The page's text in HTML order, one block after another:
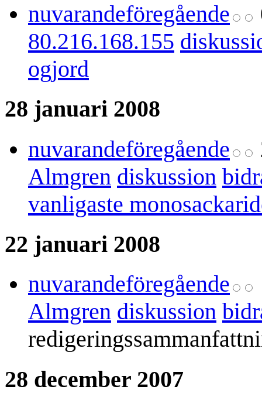
nuvarandeföregående
80.216.168.155
ogjord
28 januari 2008
nuvarandeföregående
Almgren diskussion
vanligaste
22 januari 2008
nuvarandeföregående
Almgren diskussion
28 december 2007